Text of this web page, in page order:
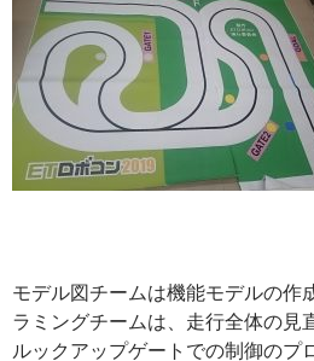
モデル図チームは機能モデルの作
ラミングチームは、走行全体の見
ルックアップゲートでの制御のプ